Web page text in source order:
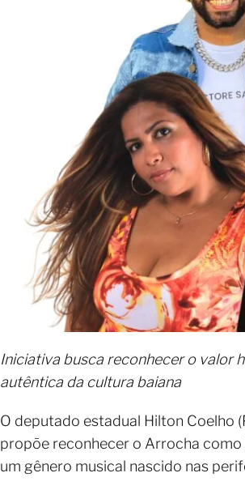
Iniciativa busca reconhecer o valor
autêntica da cultura baiana
O deputado estadual Hilton Coelho
propõe reconhecer o Arrocha
um gênero musical nascido nas